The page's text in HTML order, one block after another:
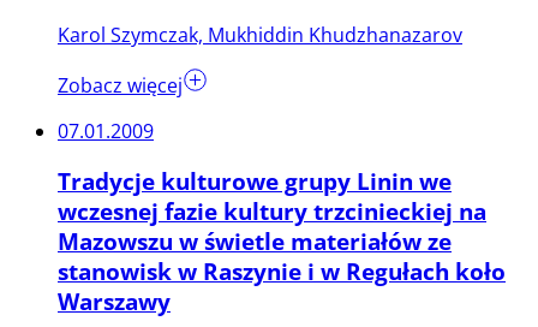
Karol Szymczak, Mukhiddin Khudzhanazarov
Zobacz więcej
07.01.2009
Tradycje kulturowe grupy Linin we
wczesnej fazie kultury trzcinieckiej na
Mazowszu w świetle materiałów ze
stanowisk w Raszynie i w Regułach koło
Warszawy